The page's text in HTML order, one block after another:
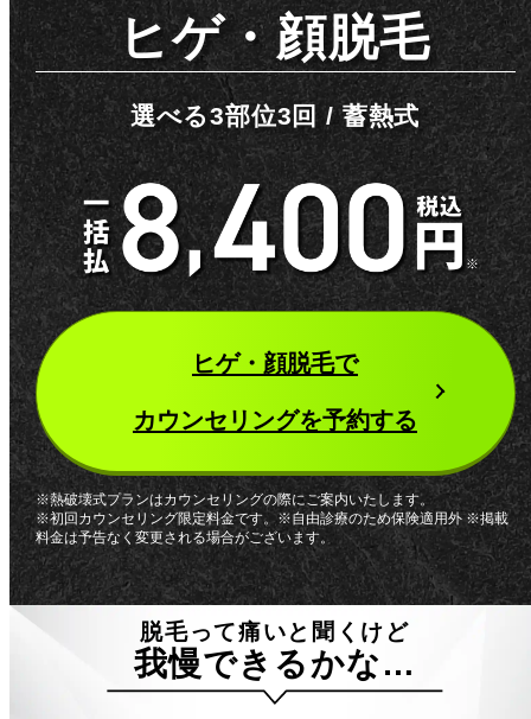
ヒゲ・顔脱毛
選べる3部位3回 / 蓄熱式
ヒゲ・顔脱毛で
カウンセリングを予約する
※熱破壊式プランはカウンセリングの際にご案内いたします。
※初回カウンセリング限定料金です。※自由診療のため保険適用外 ※掲載
料金は予告なく変更される場合がございます。
脱毛って痛いと聞くけど
我慢できるかな…